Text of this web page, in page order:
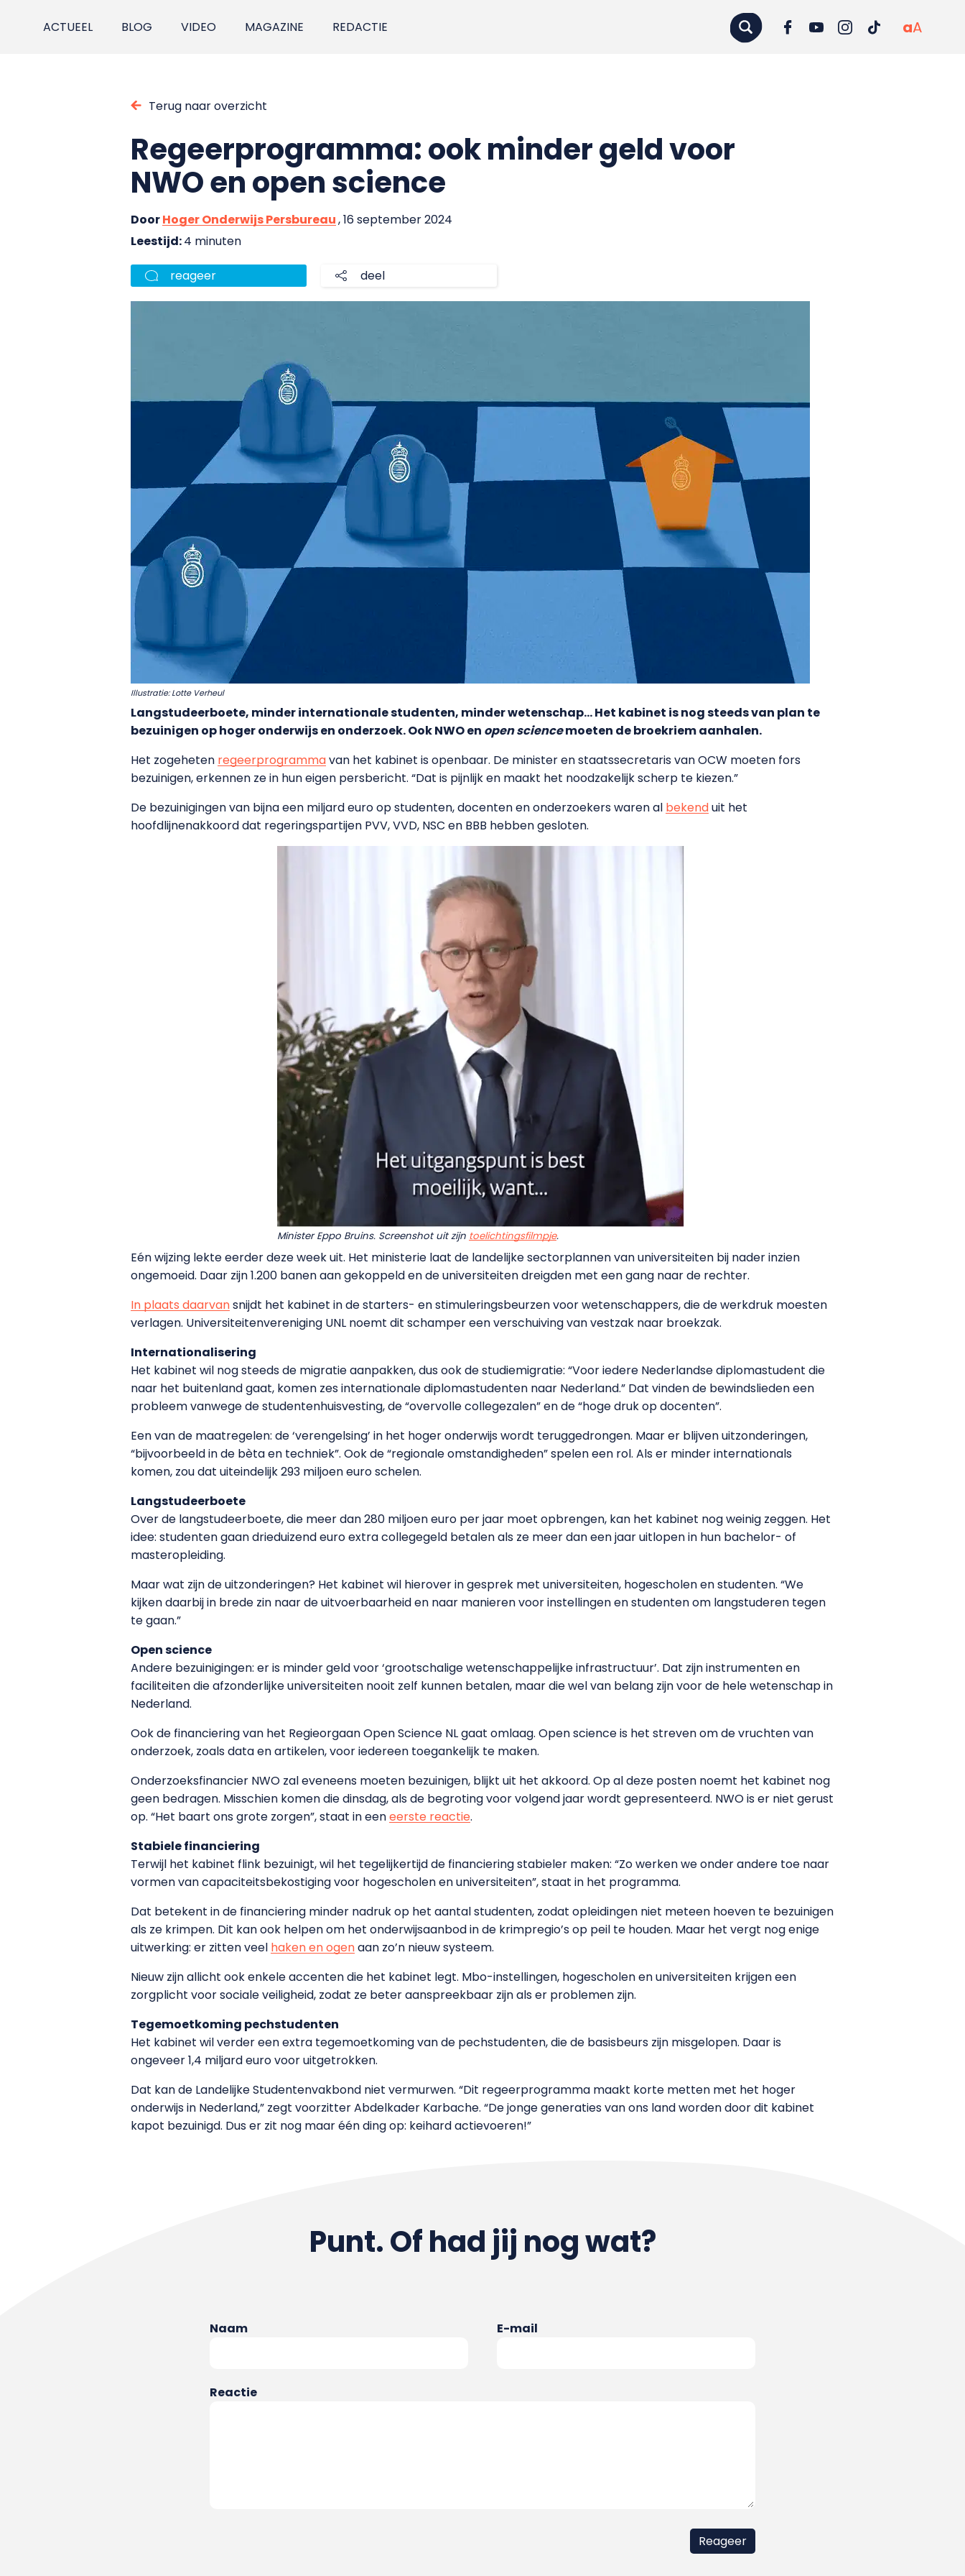
ACTUEEL BLOG VIDEO MAGAZINE REDACTIE aA
Terug naar overzicht
Regeerprogramma: ook minder geld voor
NWO en open science
DoorHoger Onderwijs Persbureau, 16 september 2024
Leestijd:4 minuten
reageer deel
Illustratie: Lotte Verheul
Langstudeerboete, minder internationale studenten, minder wetenschap… Het kabinet is nog steeds van plan te
bezuinigen op hoger onderwijs en onderzoek. Ook NWO en open sciencemoeten de broekriem aanhalen.
Het zogeheten regeerprogrammavan het kabinet is openbaar. De minister en staatssecretaris van OCW moeten fors
bezuinigen, erkennen ze in hun eigen persbericht. “Dat is pijnlijk en maakt het noodzakelijk scherp te kiezen.”
De bezuinigingen van bijna een miljard euro op studenten, docenten en onderzoekers waren al bekenduit het
hoofdlijnenakkoord dat regeringspartijen PVV, VVD, NSC en BBB hebben gesloten.
Minister Eppo Bruins. Screenshot uit zijn toelichtingsfilmpje.
Eén wijzing lekte eerder deze week uit. Het ministerie laat de landelijke sectorplannen van universiteiten bij nader inzien
ongemoeid. Daar zijn 1.200 banen aan gekoppeld en de universiteiten dreigden met een gang naar de rechter.
In plaats daarvansnijdt het kabinet in de starters- en stimuleringsbeurzen voor wetenschappers, die de werkdruk moesten
verlagen. Universiteitenvereniging UNL noemt dit schamper een verschuiving van vestzak naar broekzak.
Internationalisering
Het kabinet wil nog steeds de migratie aanpakken, dus ook de studiemigratie: “Voor iedere Nederlandse diplomastudent die
naar het buitenland gaat, komen zes internationale diplomastudenten naar Nederland.” Dat vinden de bewindslieden een
probleem vanwege de studentenhuisvesting, de “overvolle collegezalen” en de “hoge druk op docenten”.
Een van de maatregelen: de ‘verengelsing’ in het hoger onderwijs wordt teruggedrongen. Maar er blijven uitzonderingen,
“bijvoorbeeld in de bèta en techniek”. Ook de “regionale omstandigheden” spelen een rol. Als er minder internationals
komen, zou dat uiteindelijk 293 miljoen euro schelen.
Langstudeerboete
Over de langstudeerboete, die meer dan 280 miljoen euro per jaar moet opbrengen, kan het kabinet nog weinig zeggen. Het
idee: studenten gaan drieduizend euro extra collegegeld betalen als ze meer dan een jaar uitlopen in hun bachelor- of
masteropleiding.
Maar wat zijn de uitzonderingen? Het kabinet wil hierover in gesprek met universiteiten, hogescholen en studenten. “We
kijken daarbij in brede zin naar de uitvoerbaarheid en naar manieren voor instellingen en studenten om langstuderen tegen
te gaan.”
Open science
Andere bezuinigingen: er is minder geld voor ‘grootschalige wetenschappelijke infrastructuur’. Dat zijn instrumenten en
faciliteiten die afzonderlijke universiteiten nooit zelf kunnen betalen, maar die wel van belang zijn voor de hele wetenschap in
Nederland.
Ook de financiering van het Regieorgaan Open Science NL gaat omlaag. Open science is het streven om de vruchten van
onderzoek, zoals data en artikelen, voor iedereen toegankelijk te maken.
Onderzoeksfinancier NWO zal eveneens moeten bezuinigen, blijkt uit het akkoord. Op al deze posten noemt het kabinet nog
geen bedragen. Misschien komen die dinsdag, als de begroting voor volgend jaar wordt gepresenteerd. NWO is er niet gerust
op. “Het baart ons grote zorgen”, staat in eeneerste reactie.
Stabiele financiering
Terwijl het kabinet flink bezuinigt, wil het tegelijkertijd de financiering stabieler maken: “Zo werken we onder andere toe naar
vormen van capaciteitsbekostiging voor hogescholen en universiteiten”, staat in het programma.
Dat betekent in de financiering minder nadruk op het aantal studenten, zodat opleidingen niet meteen hoeven te bezuinigen
als ze krimpen. Dit kan ook helpen om het onderwijsaanbod in de krimpregio’s op peil te houden. Maar het vergt nog enige
uitwerking: er zitten veel haken en ogenaan zo’n nieuw systeem.
Nieuw zijn allicht ook enkele accenten die het kabinet legt. Mbo-instellingen, hogescholen en universiteiten krijgen een
zorgplicht voor sociale veiligheid, zodat ze beter aanspreekbaar zijn als er problemen zijn.
Tegemoetkoming pechstudenten
Het kabinet wil verder een extra tegemoetkoming van de pechstudenten, die de basisbeurs zijn misgelopen. Daar is
ongeveer 1,4 miljard euro voor uitgetrokken.
Dat kan de Landelijke Studentenvakbond niet vermurwen. “Dit regeerprogramma maakt korte metten met het hoger
onderwijs in Nederland,” zegt voorzitter Abdelkader Karbache. “De jonge generaties van ons land worden door dit kabinet
kapot bezuinigd. Dus er zit nog maar één ding op: keihard actievoeren!”
Punt. Of had jij nog wat?
Naam E-mail
Reactie